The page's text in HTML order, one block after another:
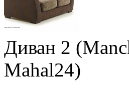
Диван 2
Mahal24)